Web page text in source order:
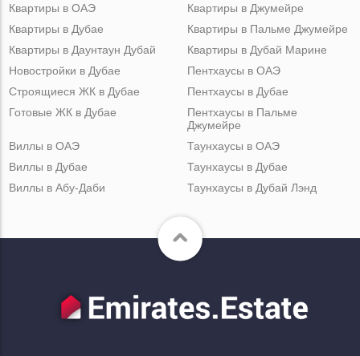
Квартиры в ОАЭ
Квартиры в Дубае
Квартиры в Даунтаун Дубай
Квартиры в Джумейре
Квартиры в Пальме Джумейре
Квартиры в Дубай Марине
Новостройки в Дубае
Строящиеся ЖК в Дубае
Готовые ЖК в Дубае
Пентхаусы в ОАЭ
Пентхаусы в Дубае
Пентхаусы в Пальме
Джумейре
Виллы в ОАЭ
Виллы в Дубае
Виллы в Абу-Даби
Таунхаусы в ОАЭ
Таунхаусы в Дубае
Таунхаусы в Дубай Лэнд